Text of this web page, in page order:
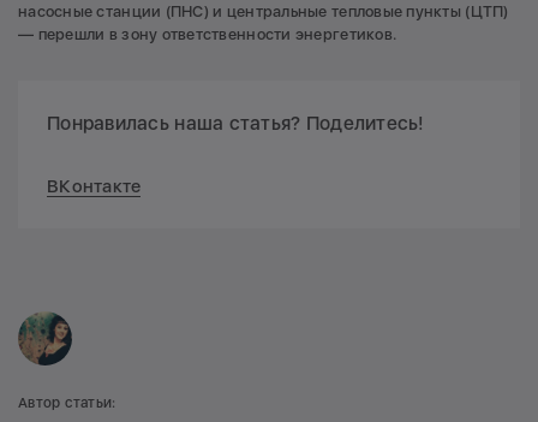
насосные станции (ПНС) и центральные тепловые пункты (ЦТП)
— перешли в зону ответственности энергетиков.
Понравилась наша статья? Поделитесь!
ВКонтакте
Автор статьи: